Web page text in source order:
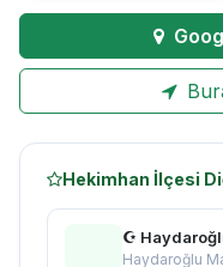
Hekimhan İlçesi
☪
Haydaroğlu